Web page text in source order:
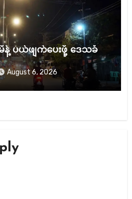
န့် ပယ်ဖျက်ပေးဖို့ ဒေသခံ
August 6, 2026